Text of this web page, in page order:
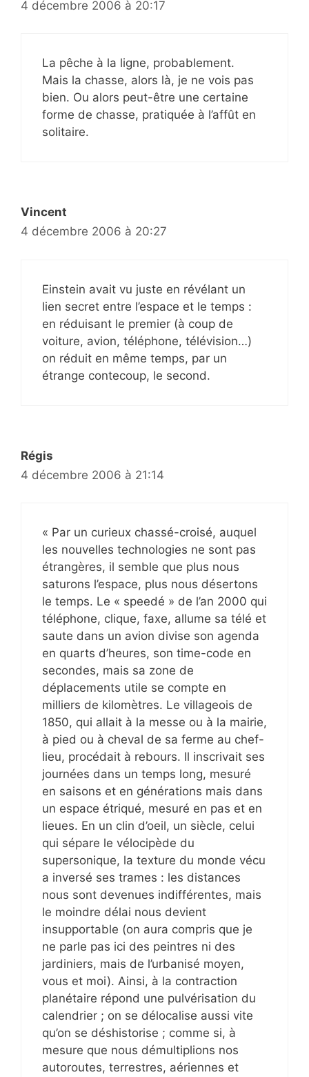
4 décembre 2006 à 20:17
La pêche à la ligne, probablement.
Mais la chasse, alors là, je ne vois pas
bien. Ou alors peut-être une certaine
forme de chasse, pratiquée à l’affût en
solitaire.
Vincent
4 décembre 2006 à 20:27
Einstein avait vu juste en révélant un
lien secret entre l’espace et le temps :
en réduisant le premier (à coup de
voiture, avion, téléphone, télévision…)
on réduit en même temps, par un
étrange contecoup, le second.
Régis
4 décembre 2006 à 21:14
« Par un curieux chassé-croisé, auquel
les nouvelles technologies ne sont pas
étrangères, il semble que plus nous
saturons l’espace, plus nous désertons
le temps. Le « speedé » de l’an 2000 qui
téléphone, clique, faxe, allume sa télé et
saute dans un avion divise son agenda
en quarts d’heures, son time-code en
secondes, mais sa zone de
déplacements utile se compte en
milliers de kilomètres. Le villageois de
1850, qui allait à la messe ou à la mairie,
à pied ou à cheval de sa ferme au chef-
lieu, procédait à rebours. Il inscrivait ses
journées dans un temps long, mesuré
en saisons et en générations mais dans
un espace étriqué, mesuré en pas et en
lieues. En un clin d’oeil, un siècle, celui
qui sépare le vélocipède du
supersonique, la texture du monde vécu
a inversé ses trames : les distances
nous sont devenues indifférentes, mais
le moindre délai nous devient
insupportable (on aura compris que je
ne parle pas ici des peintres ni des
jardiniers, mais de l’urbanisé moyen,
vous et moi). Ainsi, à la contraction
planétaire répond une pulvérisation du
calendrier ; on se délocalise aussi vite
qu’on se déshistorise ; comme si, à
mesure que nous démultiplions nos
autoroutes, terrestres, aériennes et